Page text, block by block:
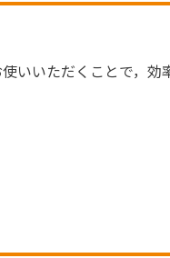
いいただくことで，効